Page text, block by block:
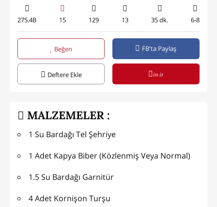
275.4B 15 129 13 35 dk. 6-8
Beğen FB'ta Paylaş
Deftere Ekle in it
MALZEMELER :
1 Su Bardağı Tel Şehriye
1 Adet Kapya Biber (Közlenmiş Veya Normal)
1.5 Su Bardağı Garnitür
4 Adet Kornişon Turşu